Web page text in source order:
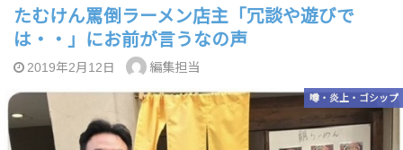
たむけん罵倒ラーメン店主「冗談や遊びで
は・・」にお前が言うなの声
2019年2月12日 編集担当
噂・炎上・ゴシップ